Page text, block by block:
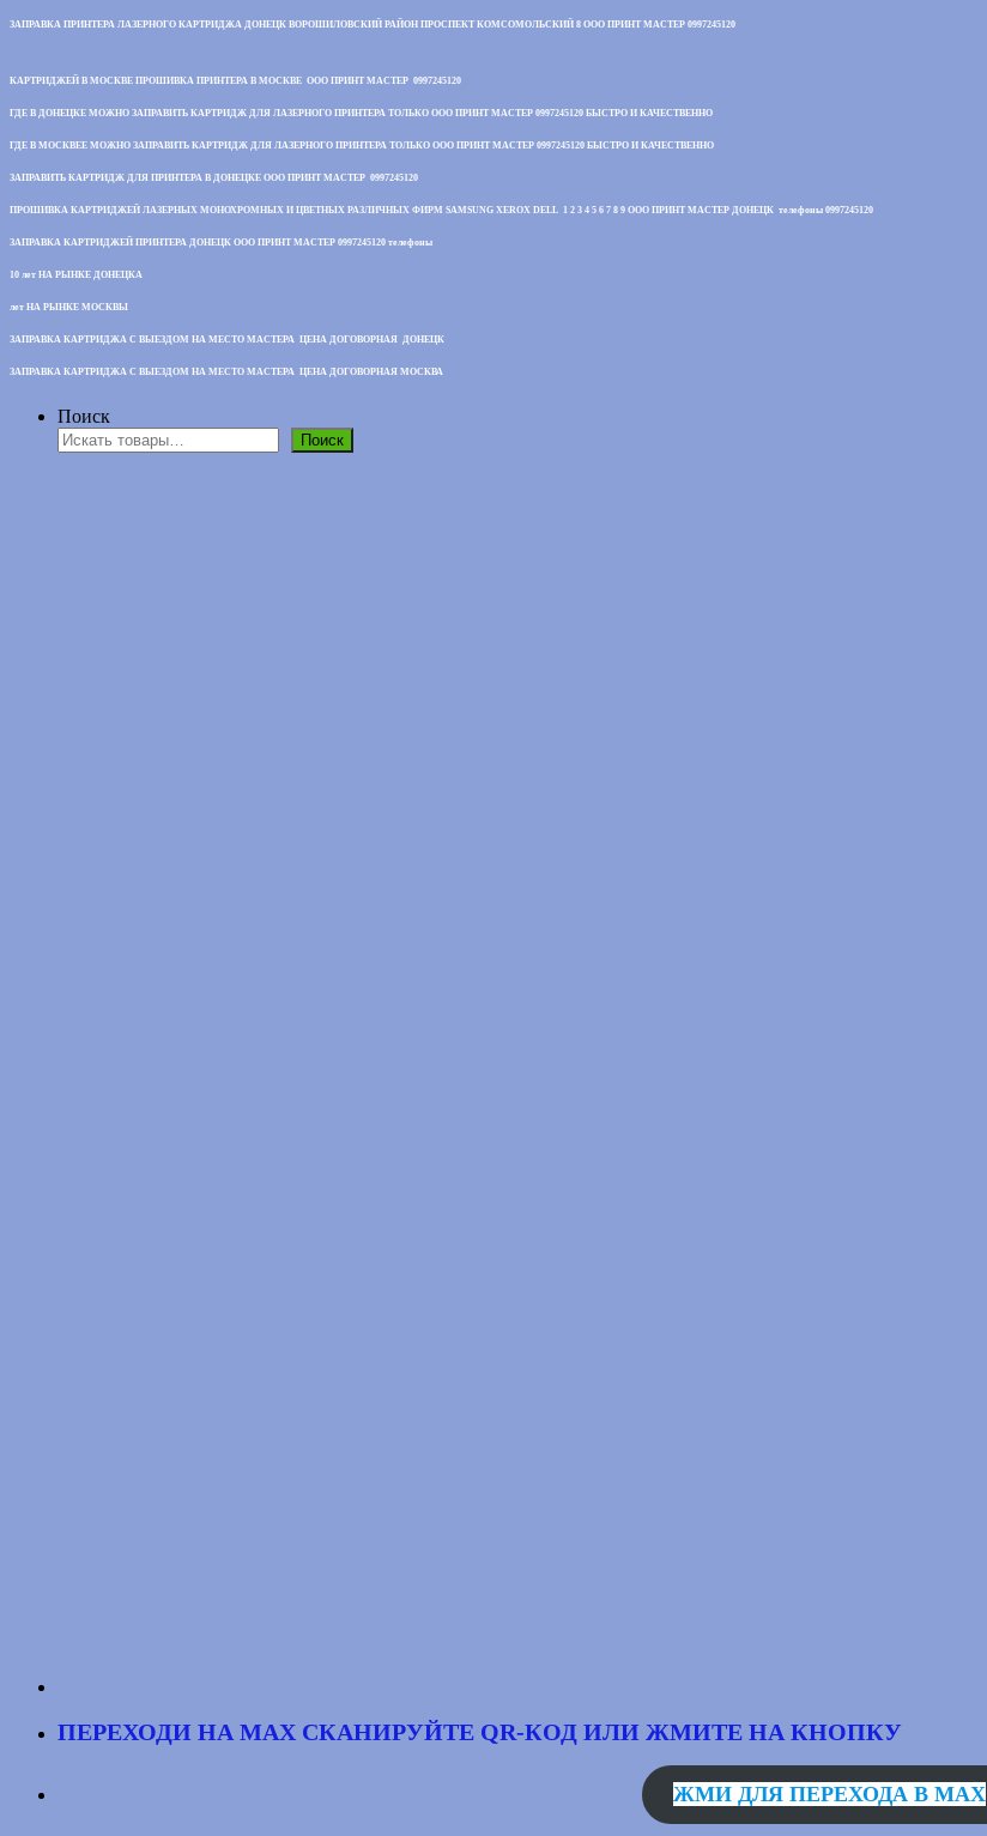
ЗАПРАВКА ПРИНТЕРА ЛАЗЕРНОГО КАРТРИДЖА ДОНЕЦК ВОРОШИЛОВСКИЙ РАЙОН ПРОСПЕКТ КОМСОМОЛЬСКИЙ 8 ООО ПРИНТ МАСТЕР 0997245120
КАРТРИДЖЕЙ В МОСКВЕ ПРОШИВКА ПРИНТЕРА В МОСКВЕ ООО ПРИНТ МАСТЕР 0997245120
ГДЕ В ДОНЕЦКЕ МОЖНО ЗАПРАВИТЬ КАРТРИДЖ ДЛЯ ЛАЗЕРНОГО ПРИНТЕРА ТОЛЬКО ООО ПРИНТ МАСТЕР 0997245120 БЫСТРО И КАЧЕСТВЕННО
ГДЕ В МОСКВЕЕ МОЖНО ЗАПРАВИТЬ КАРТРИДЖ ДЛЯ ЛАЗЕРНОГО ПРИНТЕРА ТОЛЬКО ООО ПРИНТ МАСТЕР 0997245120 БЫСТРО И КАЧЕСТВЕННО
ЗАПРАВИТЬ КАРТРИДЖ ДЛЯ ПРИНТЕРА В ДОНЕЦКЕ ООО ПРИНТ МАСТЕР 0997245120
ПРОШИВКА КАРТРИДЖЕЙ ЛАЗЕРНЫХ МОНОХРОМНЫХ И ЦВЕТНЫХ РАЗЛИЧНЫХ ФИРМ SAMSUNG XEROX DELL 1 2 3 4 5 6 7 8 9 ООО ПРИНТ МАСТЕР ДОНЕЦК телефоны 0997245120
ЗАПРАВКА КАРТРИДЖЕЙ ПРИНТЕРА ДОНЕЦК ООО ПРИНТ МАСТЕР 0997245120 телефоны
10 лет НА РЫНКЕ ДОНЕЦКА
лет НА РЫНКЕ МОСКВЫ
ЗАПРАВКА КАРТРИДЖА С ВЫЕЗДОМ НА МЕСТО МАСТЕРА ЦЕНА ДОГОВОРНАЯ ДОНЕЦК
ЗАПРАВКА КАРТРИДЖА С ВЫЕЗДОМ НА МЕСТО МАСТЕРА ЦЕНА ДОГОВОРНАЯ МОСКВА
Поиск
Поиск
ПЕРЕХОДИ НА MAX СКАНИРУЙТЕ QR-КОД ИЛИ ЖМИТЕ НА КНОПКУ
ЖМИ ДЛЯ ПЕРЕХОДА В MAX